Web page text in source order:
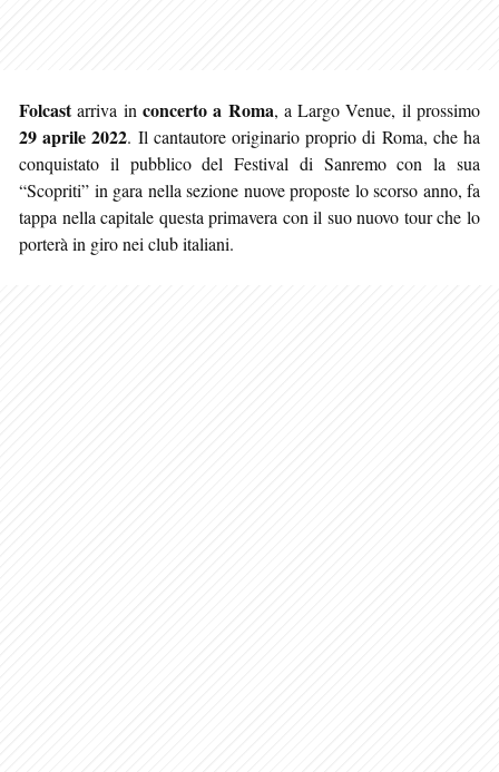
Folcastarriva in concerto a Roma, a Largo Venue, il prossimo
29 aprile 2022. Il cantautore originario proprio di Roma, che ha
conquistato il pubblico del Festival di Sanremo con la sua
“Scopriti” in gara nella sezione nuove proposte lo scorso anno, fa
tappa nella capitale questa primavera con il suo nuovo tour che lo
porterà in giro nei club italiani.